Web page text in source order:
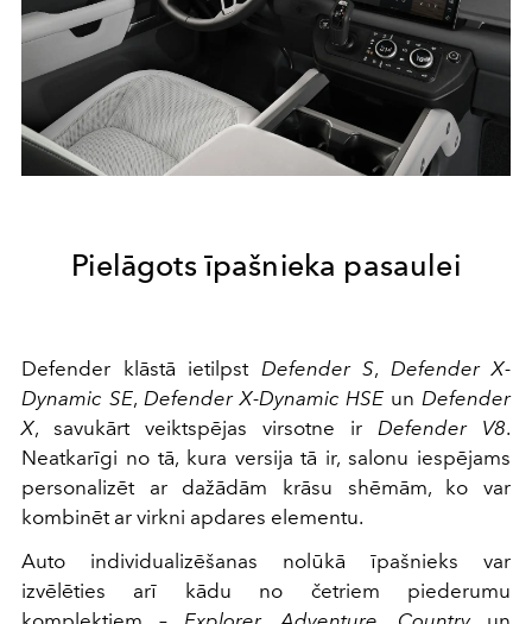
Pielāgots īpašnieka pasaulei
Defender klāstā ietilpst Defender S, Defender X-
Dynamic SE, Defender X-Dynamic HSE un Defender
X, savukārt veiktspējas virsotne ir Defender V8.
Neatkarīgi no tā, kura versija tā ir, salonu iespējams
personalizēt ar dažādām krāsu shēmām, ko var
kombinēt ar virkni apdares elementu.
Auto individualizēšanas nolūkā īpašnieks var
izvēlēties arī kādu no četriem piederumu